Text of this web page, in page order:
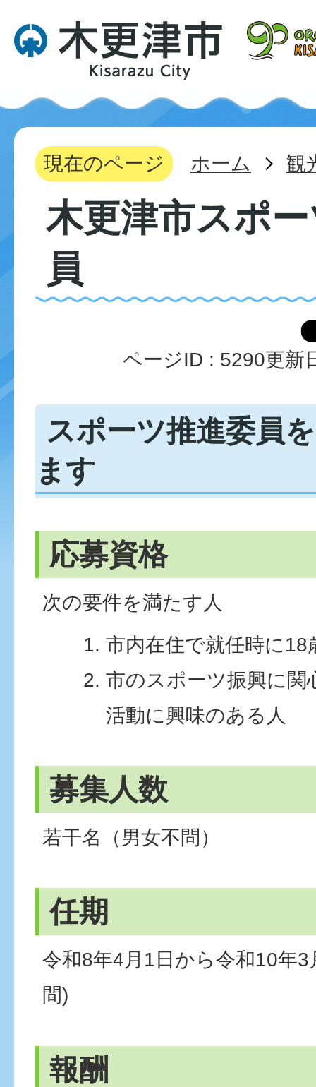
現在のページ ホーム 観
木更津市スポ
員
ページID : 5290更新
スポーツ推進委員
ます
応募資格
次の要件を満たす人
市内在住で就任時に
市のスポーツ振興に関
活動に興味のある人
募集人数
若干名（男女不問）
任期
令和8年4月1日から令和10年
間)
報酬